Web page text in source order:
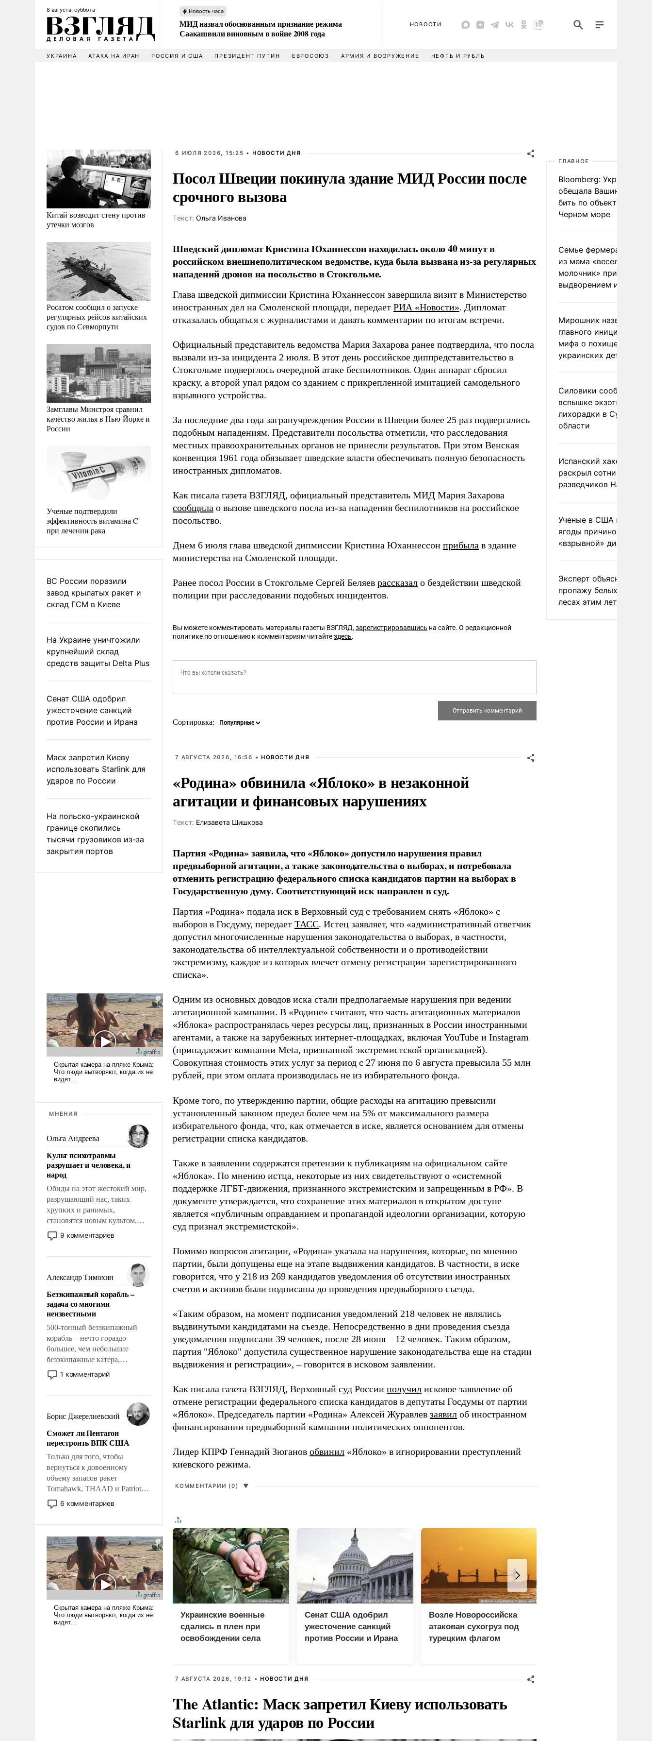
8 августа, суббота Новость часа
МИД назвал обоснованным признание режима
Саакашвили виновным в войне 2008 года
НОВОСТИ
УКРАИНА АТАКА НА ИРАН РОССИЯ И США ПРЕЗИДЕНТ ПУТИН ЕВРОСОЮЗ АРМИЯ И ВООРУЖЕНИЕ НЕФТЬ И РУБЛЬ
Китай возводит стену против
утечки мозгов
Росатом сообщил о запуске
регулярных рейсов китайских
судов по Севморпути
Замглавы Минстроя сравнил
качество жилья в Нью-Йорке и
России
Ученые подтвердили
эффективность витамина C
при лечении рака
ВС России поразили
завод крылатых ракет и
склад ГСМ в Киеве
На Украине уничтожили
крупнейший склад
средств защиты Delta Plus
Сенат США одобрил
ужесточение санкций
против России и Ирана
Маск запретил Киеву
использовать Starlink для
ударов по России
На польско-украинской
границе скопились
тысячи грузовиков из-за
закрытия портов
МНЕНИЯ
Ольга Андреева
Культ психотравмы
разрушает и человека, и
народ
Обиды на этот жестокий мир,
разрушающий нас, таких
хрупких и ранимых,
становятся новым культом,
постепенно вытесняя и
отменяя традиционное
мужественным и твердым под
ударами судьбы, брать на себя
ответственность, помогать
слабым, идти вперед и
адаптироваться.
9 комментариев
Александр Тимохин
Безэкипажный корабль –
задача со многими
неизвестными
500-тонный безэкипажный
корабль – нечто гораздо
большее, чем небольшие
безэкипажные катера,
применение которых уже
стало обыденностью. Задача по
сложна и амбициозна. Однако
и ее реализация радикально
поднимет наши боевые
возможности.
1 комментарий
Борис Джерелиевский
Сможет ли Пентагон
перестроить ВПК США
Только для того, чтобы
вернуться к довоенному
объему запасов ракет
Tomahawk, THAAD и Patriot
США потребуется более трех
лет. Даже небольшая война с
Сложившаяся ситуация
означает многолетний период
уязвимости США, например,
перед Китаем.
6 комментариев
6 ИЮЛЯ 2026, 15:25 • НОВОСТИ ДНЯ
Посол Швеции покинула здание МИД России после
срочного вызова
Tекст: Ольга Иванова
Шведский дипломат Кристина Юханнессон находилась около 40 минут в
российском внешнеполитическом ведомстве, куда была вызвана из-за регулярных
нападений дронов на посольство в Стокгольме.
Глава шведской дипмиссии Кристина Юханнессон завершила визит в Министерство
иностранных дел на Смоленской площади, передает РИА «Новости». Дипломат
отказалась общаться с журналистами и давать комментарии по итогам встречи.
Официальный представитель ведомства Мария Захарова ранее подтвердила, что посла
вызвали из-за инцидента 2 июля. В этот день российское диппредставительство в
Стокгольме подверглось очередной атаке беспилотников. Один аппарат сбросил
краску, а второй упал рядом со зданием с прикрепленной имитацией самодельного
взрывного устройства.
За последние два года загранучреждения России в Швеции более 25 раз подвергались
подобным нападениям. Представители посольства отметили, что расследования
местных правоохранительных органов не принесли результатов. При этом Венская
конвенция 1961 года обязывает шведские власти обеспечивать полную безопасность
иностранных дипломатов.
Как писала газета ВЗГЛЯД, официальный представитель МИД Мария Захарова
сообщила о вызове шведского посла из-за нападения беспилотников на российское
посольство.
Днем 6 июля глава шведской дипмиссии Кристина Юханнессон прибыла в здание
министерства на Смоленской площади.
Ранее посол России в Стокгольме Сергей Беляев рассказал о бездействии шведской
полиции при расследовании подобных инцидентов.
Вы можете комментировать материалы газеты ВЗГЛЯД, зарегистрировавшись на сайте. О редакционной
политике по отношению к комментариям читайтездесь.
Сортировка:
7 АВГУСТА 2026, 16:56 • НОВОСТИ ДНЯ
«Родина» обвинила «Яблоко» в незаконной
агитации и финансовых нарушениях
Tекст: Елизавета Шишкова
Партия «Родина» заявила, что «Яблоко» допустило нарушения правил
предвыборной агитации, а также законодательства о выборах, и потребовала
отменить регистрацию федерального списка кандидатов партии на выборах в
Государственную думу. Соответствующий иск направлен в суд.
Партия «Родина» подала иск в Верховный суд с требованием снять «Яблоко» с
выборов в Госдуму, передает ТАСС. Истец заявляет, что «административный ответчик
допустил многочисленные нарушения законодательства о выборах, в частности,
законодательства об интеллектуальной собственности и о противодействии
экстремизму, каждое из которых влечет отмену регистрации зарегистрированного
списка».
Одним из основных доводов иска стали предполагаемые нарушения при ведении
агитационной кампании. В «Родине» считают, что часть агитационных материалов
«Яблока» распространялась через ресурсы лиц, признанных в России иностранными
агентами, а также на зарубежных интернет-площадках, включая YouTube и Instagram
(принадлежит компании Meta, признанной экстремистской организацией).
Совокупная стоимость этих услуг за период с 27 июня по 6 августа превысила 55 млн
рублей, при этом оплата производилась не из избирательного фонда.
Кроме того, по утверждению партии, общие расходы на агитацию превысили
установленный законом предел более чем на 5% от максимального размера
избирательного фонда, что, как отмечается в иске, является основанием для отмены
регистрации списка кандидатов.
Также в заявлении содержатся претензии к публикациям на официальном сайте
«Яблока». По мнению истца, некоторые из них свидетельствуют о «системной
поддержке ЛГБТ-движения, признанного экстремистским и запрещенным в РФ». В
документе утверждается, что сохранение этих материалов в открытом доступе
является «публичным оправданием и пропагандой идеологии организации, которую
суд признал экстремистской».
Помимо вопросов агитации, «Родина» указала на нарушения, которые, по мнению
партии, были допущены еще на этапе выдвижения кандидатов. В частности, в иске
говорится, что у 218 из 269 кандидатов уведомления об отсутствии иностранных
счетов и активов были подписаны до проведения предвыборного съезда.
«Таким образом, на момент подписания уведомлений 218 человек не являлись
выдвинутыми кандидатами на съезде. Непосредственно в дни проведения съезда
уведомления подписали 39 человек, после 28 июня – 12 человек. Таким образом,
партия "Яблоко" допустила существенное нарушение законодательства еще на стадии
выдвижения и регистрации», – говорится в исковом заявлении.
Как писала газета ВЗГЛЯД, Верховный суд России получил исковое заявление об
отмене регистрации федерального списка кандидатов в депутаты Госдумы от партии
«Яблоко». Председатель партии «Родина» Алексей Журавлев заявил об иностранном
финансировании предвыборной кампании политических оппонентов.
Лидер КПРФ Геннадий Зюганов обвинил «Яблоко» в игнорировании преступлений
киевского режима.
КОММЕНТАРИИ (0) ▼
Украинские военные
сдались в плен при
освобождении села
Сенат США одобрил
ужесточение санкций
против России и Ирана
Возле Новороссийска
атакован сухогруз под
турецким флагом
7 АВГУСТА 2026, 19:12 • НОВОСТИ ДНЯ
The Atlantic: Маск запретил Киеву использовать
Starlink для ударов по России
ГЛАВНОЕ
Bloomberg: Украина
обещала Вашингтону не
бить по объектам КТК в
Черном море
Семье фермера
из мема «веселый
молочник» пригрозили
выдворением из
Мирошник назвал
главного инициатора
мифа о похищении
украинских детей
Силовики сообщили о
вспышке экзотической
лихорадки в Сумской
области
Испанский хакер Хиль
раскрыл сотни
разведчиков НАТО и
Ученые в США назвали
ягоды причиной
«взрывной» диареи
Эксперт объяснил
пропажу белых грибов
лесах этим летом